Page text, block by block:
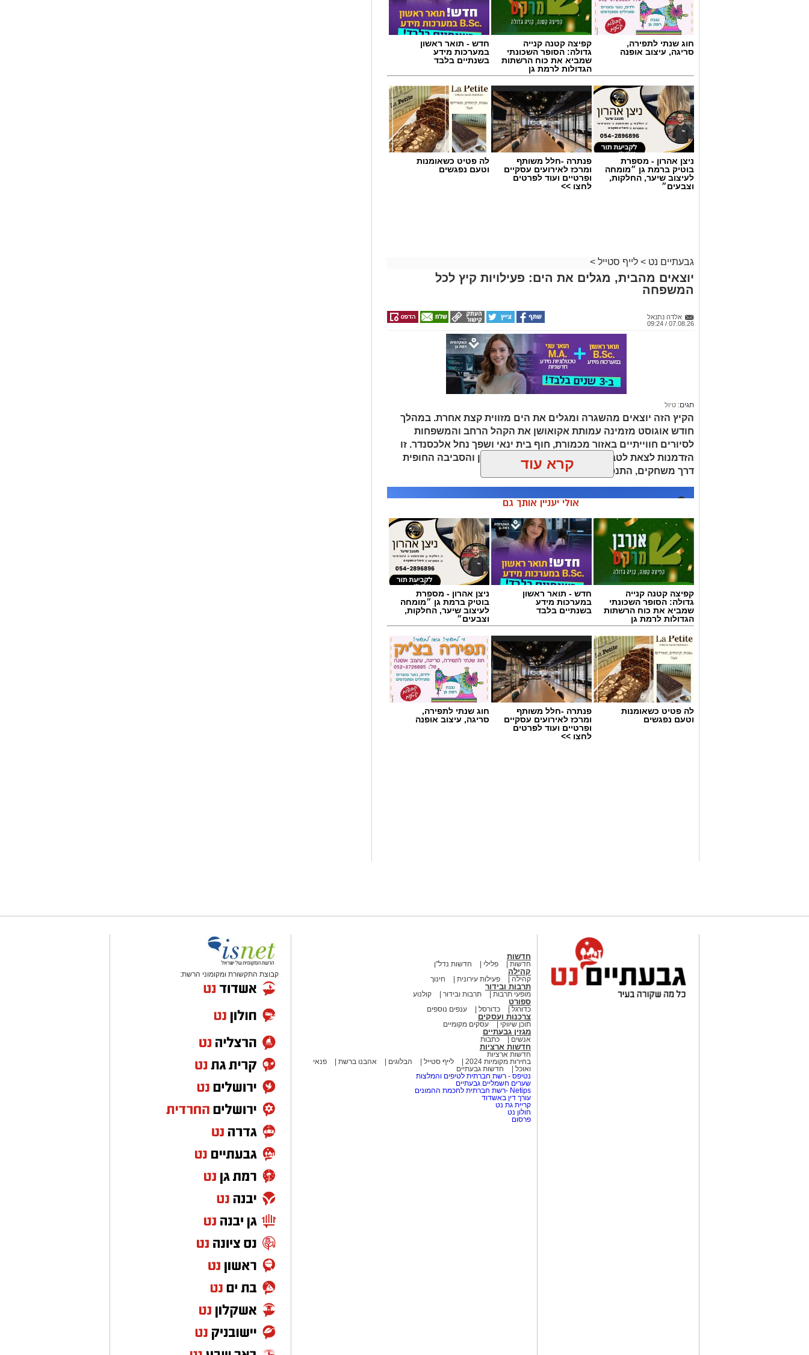
חוג שנתי לתפירה,
סריגה, עיצוב אופנה
קפיצה קטנה קנייה
גדולה: הסופר השכונתי
שמביא את כוח הרשתות
הגדולות לרמת גן
חדש - תואר ראשון
במערכות מידע
בשנתיים בלבד
ניצן אהרון - מספרת
בוטיק ברמת גן ״מומחה
לעיצוב שיער, החלקות,
וצבעים״
פנתרה -חלל משותף
ומרכז לאירועים עסקיים
ופרטיים ועוד לפרטים
לחצו >>
לה פטיט כשאומנות
וטעם נפגשים
גבעתיים נט > לייף סטייל >
יוצאים מהבית, מגלים את הים: פעילויות קיץ לכל
המשפחה
אלדה נתנאל
07.08.26 / 09:24
תגים: טיול
הקיץ הזה יוצאים מהשגרה ומגלים את הים מזווית קצת אחרת. במהלך
חודש אוגוסט מזמינה עמותת אקואושן את הקהל הרחב והמשפחות
לסיורים חווייתיים באזור מכמורת, חוף בית ינאי ושפך נחל אלכסנדר. זו
הזדמנות לצאת לטבע ולהכיר מקרוב את הים התיכון והסביבה החופית
דרך משחקים, התנסות ופעילות מהנה ומגבשת.
סיורי משפחות- צילום מיקה וולוב, אקואושן
קרא עוד
אולי יעניין אותך גם
קפיצה קטנה קנייה
גדולה: הסופר השכונתי
שמביא את כוח הרשתות
הגדולות לרמת גן
חדש - תואר ראשון
במערכות מידע
בשנתיים בלבד
ניצן אהרון - מספרת
בוטיק ברמת גן ״מומחה
לעיצוב שיער, החלקות,
וצבעים״
לה פטיט כשאומנות
וטעם נפגשים
פנתרה -חלל משותף
ומרכז לאירועים עסקיים
ופרטיים ועוד לפרטים
לחצו >>
חוג שנתי לתפירה,
סריגה, עיצוב אופנה
חדשות
חדשות פלילי חדשות נדל"ן
קהילה
קהילה פעילות עירונית חינוך
תרבות ובידור
מופעי תרבות תרבות ובידור קולנוע
ספורט
כדורגל כדורסל ענפים נוספים
צרכנות ועסקים
תוכן שיווקי עסקים מקומיים
מגזין גבעתיים
אנשים כתבות
חדשות ארציות
חדשות ארציות
בחירות מקומיות 2024
לייף סטייל הבלוגים אהבנו ברשת
פנאי
ואוכל
חדשות גבעתיים
נטיפס - רשת חברתית לטיפים והמלצות
שערים חשמליים גבעתיים
Netips -רשת חברתית לחכמת ההמונים
עורך דין באשדוד
קריית גת נט
חולון נט
פרסום
קבוצת התקשורת ומקומוני הרשת: